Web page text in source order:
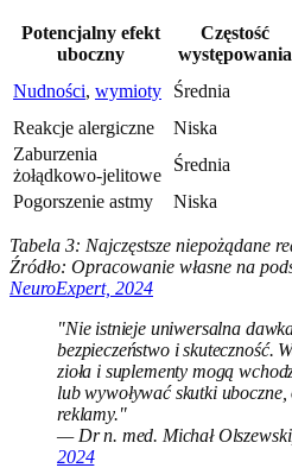
Potencjalny efekt
uboczny
Częstość
występowania
Nudności, wymioty Średnia
Reakcje alergiczne
Niska
Zaburzenia
żołądkowo-jelitowe
Średnia
Pogorszenie astmy
Niska
Tabela 3: Najczęstsze niepożądane
Źródło: Opracowanie własne na
NeuroExpert, 2024
"Nie istnieje uniwersalna
bezpieczeństwo i skuteczność.
zioła i suplementy mogą
lub wywoływać skutki
reklamy."
— Dr n. med. Michał
2024